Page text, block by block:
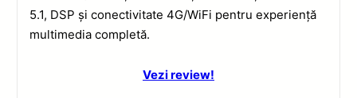
5.1, DSP și conectivitate 4G/WiFi pentru experiență
multimedia completă.
Vezi review!